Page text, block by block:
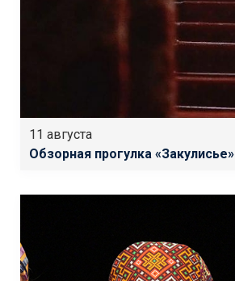
11 августа
Обзорная прогулка «Закулисье»